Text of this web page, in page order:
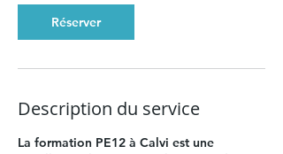
Réserver
Description du service
La formation PE12 à Calvi est une